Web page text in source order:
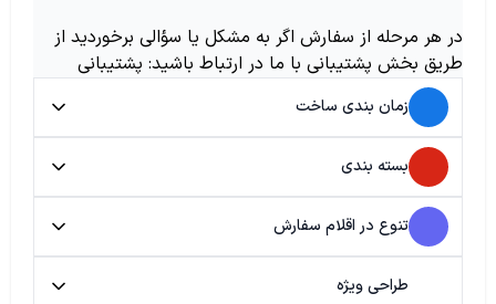
در هر مرحله از سفارش اگر به مشکل یا سؤالی برخوردید از
طریق بخش پشتیبانی با ما در ارتباط باشید: پشتیبانی
زمان بندی ساخت
بسته بندی
تنوع در اقلام سفارش
طراحی ویژه